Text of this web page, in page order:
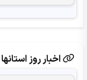
اخبار روز استانها